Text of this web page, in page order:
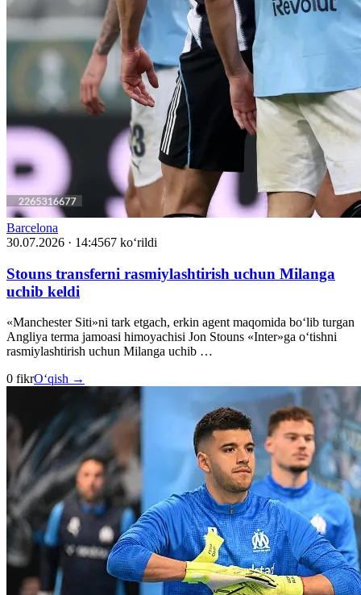
Barcelona
30.07.2026 · 14:4567 ko‘rildi
Stouns transferni rasmiylashtirish uchun Milanga
uchib keldi
«Manchester Siti»ni tark etgach, erkin agent maqomida bo‘lib turgan
Angliya terma jamoasi himoyachisi Jon Stouns «Inter»ga o‘tishni
rasmiylashtirish uchun Milanga uchib …
0 fikrO‘qish →